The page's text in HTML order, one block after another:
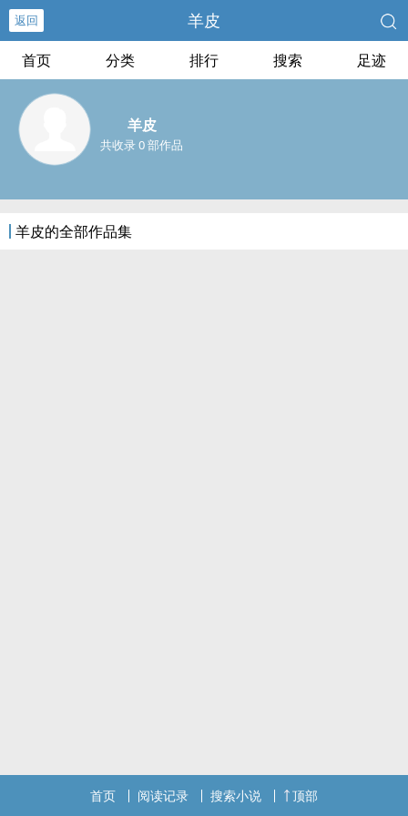
返回 羊皮
首页 分类 排行 搜索 足迹
羊皮
共收录 0 部作品
羊皮的全部作品集
首页 阅读记录 搜索小说 顶部